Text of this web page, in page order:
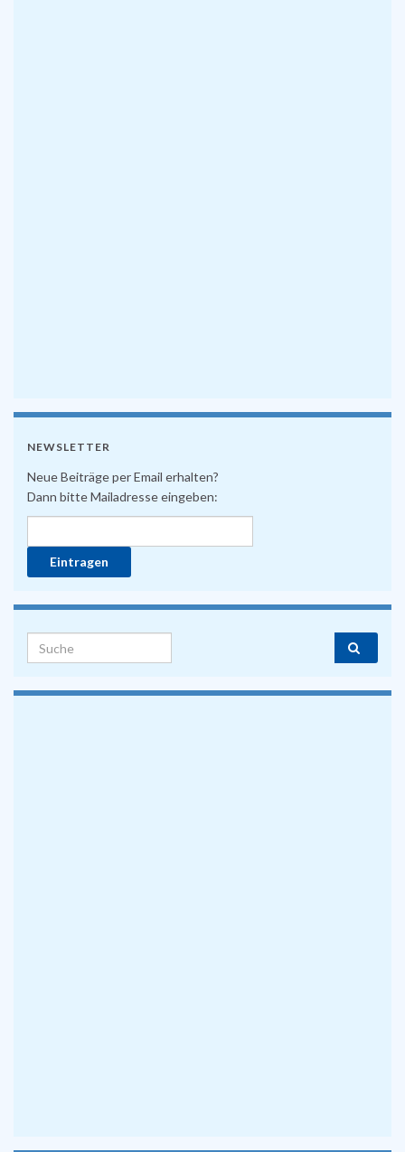
NEWSLETTER
Neue Beiträge per Email erhalten?
Dann bitte Mailadresse eingeben:
Search for: